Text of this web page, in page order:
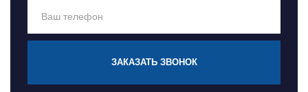
ЗАКАЗАТЬ ЗВОНОК